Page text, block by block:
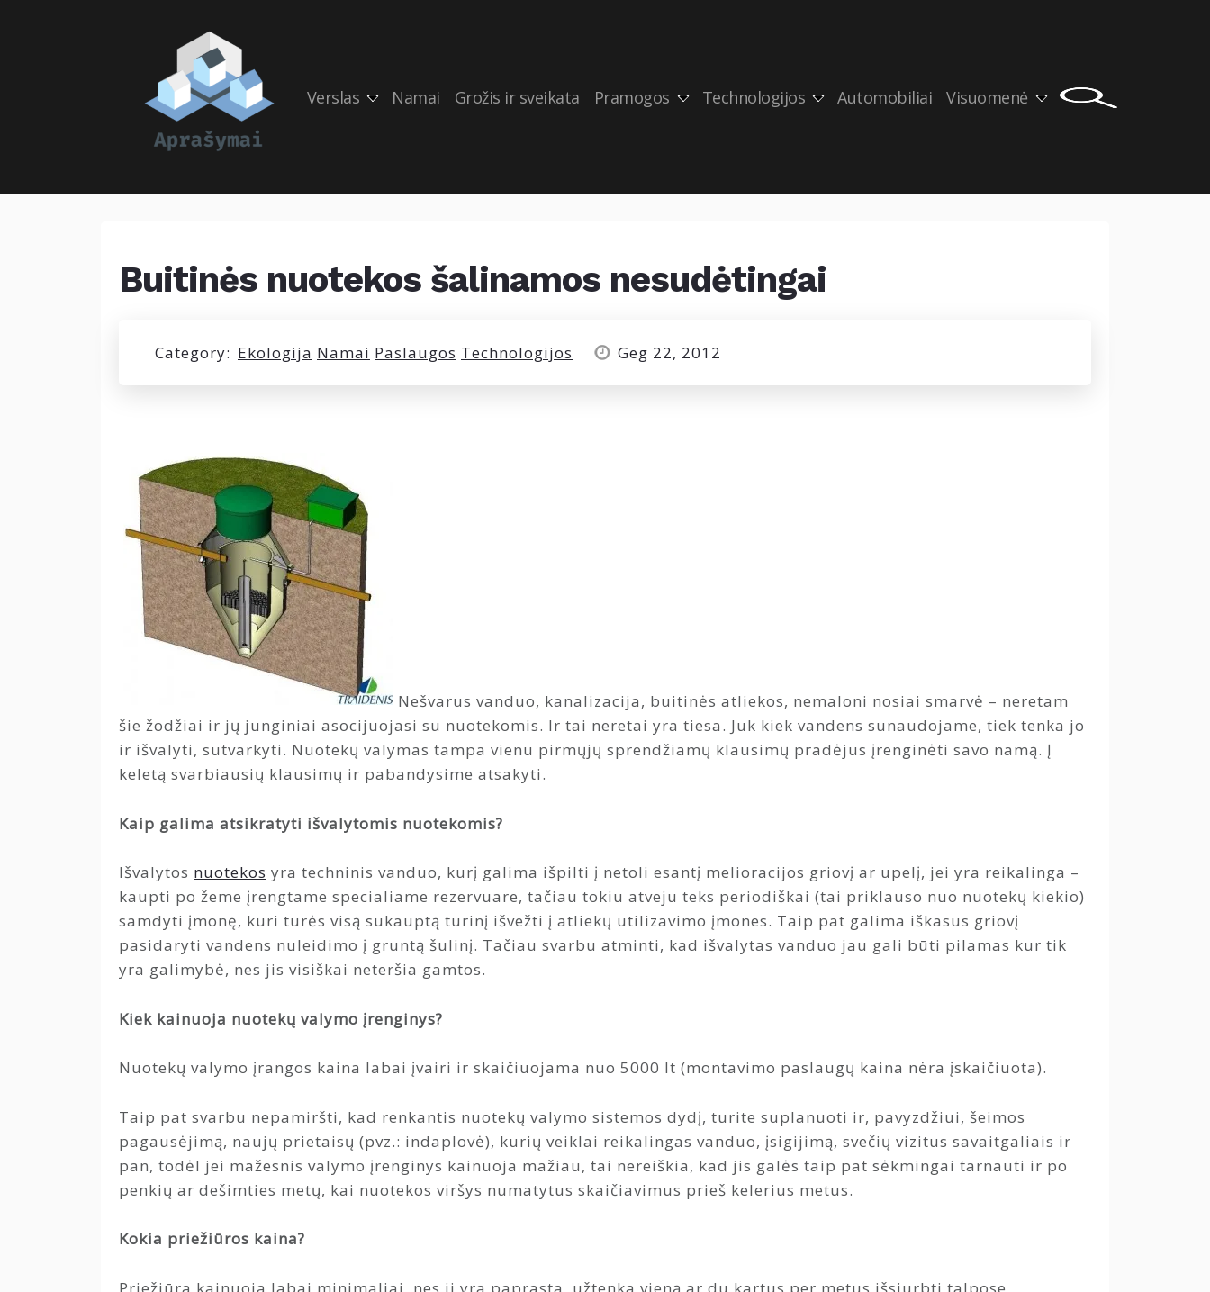
Verslas Namai Grožis ir sveikata Pramogos Technologijos Automobiliai Visuomenė
Buitinės nuotekos šalinamos nesudėtingai
Category: Ekologija Namai Paslaugos Technologijos Geg 22, 2012
Nešvarus vanduo, kanalizacija, buitinės atliekos, nemaloni nosiai smarvė – neretam
šie žodžiai ir jų junginiai asocijuojasi su nuotekomis. Ir tai neretai yra tiesa. Juk kiek vandens sunaudojame, tiek tenka jo
ir išvalyti, sutvarkyti. Nuotekų valymas tampa vienu pirmųjų sprendžiamų klausimų pradėjus įrenginėti savo namą. Į
keletą svarbiausių klausimų ir pabandysime atsakyti.
Kaip galima atsikratyti išvalytomis nuotekomis?
Išvalytos nuotekos yra techninis vanduo, kurį galima išpilti į netoli esantį melioracijos griovį ar upelį, jei yra reikalinga –
kaupti po žeme įrengtame specialiame rezervuare, tačiau tokiu atveju teks periodiškai (tai priklauso nuo nuotekų kiekio)
samdyti įmonę, kuri turės visą sukauptą turinį išvežti į atliekų utilizavimo įmones. Taip pat galima iškasus griovį
pasidaryti vandens nuleidimo į gruntą šulinį. Tačiau svarbu atminti, kad išvalytas vanduo jau gali būti pilamas kur tik
yra galimybė, nes jis visiškai neteršia gamtos.
Kiek kainuoja nuotekų valymo įrenginys?
Nuotekų valymo įrangos kaina labai įvairi ir skaičiuojama nuo 5000 lt (montavimo paslaugų kaina nėra įskaičiuota).
Taip pat svarbu nepamiršti, kad renkantis nuotekų valymo sistemos dydį, turite suplanuoti ir, pavyzdžiui, šeimos
pagausėjimą, naujų prietaisų (pvz.: indaplovė), kurių veiklai reikalingas vanduo, įsigijimą, svečių vizitus savaitgaliais ir
pan, todėl jei mažesnis valymo įrenginys kainuoja mažiau, tai nereiškia, kad jis galės taip pat sėkmingai tarnauti ir po
penkių ar dešimties metų, kai nuotekos viršys numatytus skaičiavimus prieš kelerius metus.
Kokia priežiūros kaina?
Priežiūra kainuoja labai minimaliai, nes ji yra paprasta, užtenka vieną ar du kartus per metus išsiurbti talpose